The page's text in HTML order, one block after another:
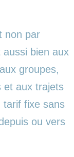
non par
aussi bien aux
groupes,
et aux trajets
tarif fixe sans
ou vers